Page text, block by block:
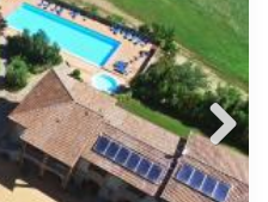
Next